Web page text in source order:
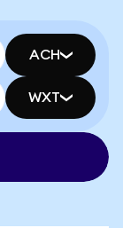
ACH
WXT